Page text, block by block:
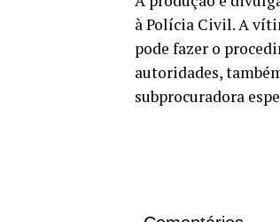
à Polícia Civil. A
pode fazer o
autoridades,
subprocuradora